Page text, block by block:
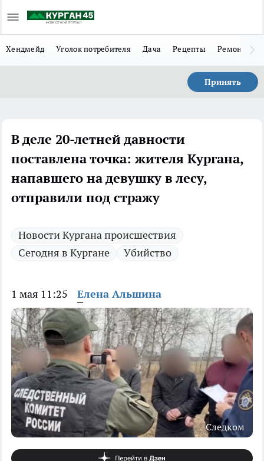
Хендмейд Уголок потребителя Дача Рецепты Ремонт
Принять
В деле 20-летней давности
поставлена точка: жителя Кургана,
напавшего на девушку в лесу,
отправили под стражу
Новости Кургана происшествия
Сегодня в Кургане
Убийство
1 мая 11:25 Елена Альшина
Следком